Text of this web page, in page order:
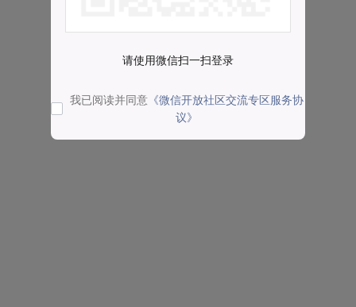
请使用微信扫一扫登录
我已阅读并同意 《微信开放社区交流专区服务协
议》